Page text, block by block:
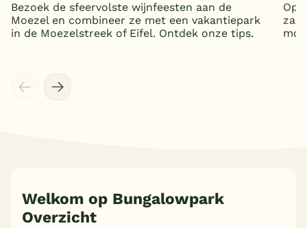
Bezoek de sfeervolste wijnfeesten aan de
Moezel en combineer ze met een vakantiepark
in de Moezelstreek of Eifel. Ontdek onze tips.
Op
Welkom op Bungalowpark
Overzicht